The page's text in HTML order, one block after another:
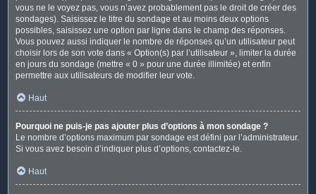
vous ne le voyez pas, vous n’avez probablement pas le droit de créer des
sondages). Saisissez le titre du sondage et au moins deux options
possibles, saisissez une option par ligne dans le champ des réponses.
Vous pouvez aussi indiquer le nombre de réponses qu’un utilisateur peut
choisir lors de son vote dans « Option(s) par l’utilisateur », limiter la durée
en jours du sondage (mettre « 0 » pour une durée illimitée) et enfin
permettre aux utilisateurs de modifier leur vote.
Haut
Pourquoi ne puis-je pas ajouter plus d’options à mon sondage ?
Le nombre d’options maximum par sondage est défini par l’administrateur.
Si vous avez besoin d’indiquer plus d’options, contactez-le.
Haut